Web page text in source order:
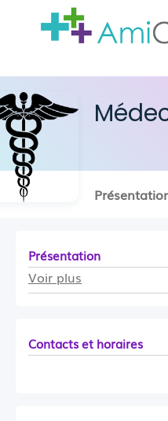
Présentation
Voir plus
Contacts et horaires